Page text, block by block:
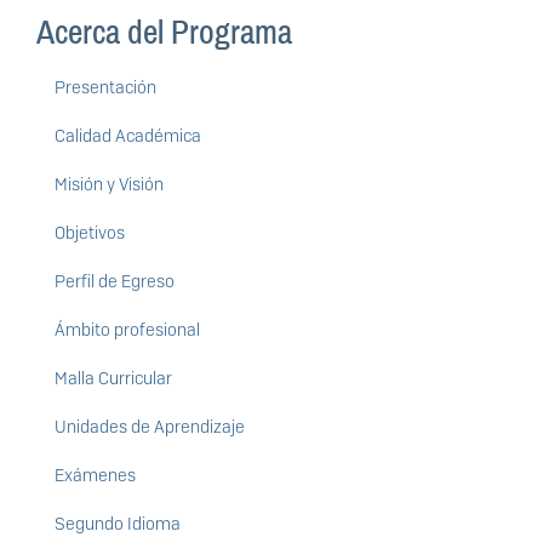
Acerca del Programa
Presentación
Calidad Académica
Misión y Visión
Objetivos
Perfil de Egreso
Ámbito profesional
Malla Curricular
Unidades de Aprendizaje
Exámenes
Segundo Idioma